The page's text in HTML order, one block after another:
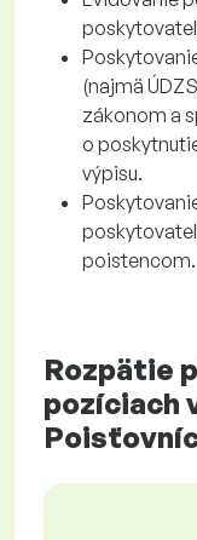
(najmä
zákonom a
o
výpisu.
poistencom.
Rozpätie
pozíciach